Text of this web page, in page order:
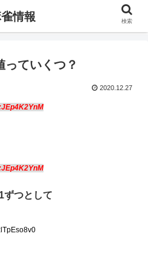
っていくつ？
2020.12.27
ずつとして
情報 検索